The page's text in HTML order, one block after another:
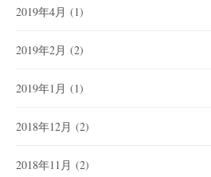
2019年4月 (1)
2019年2月 (2)
2019年1月 (1)
2018年12月 (2)
2018年11月 (2)